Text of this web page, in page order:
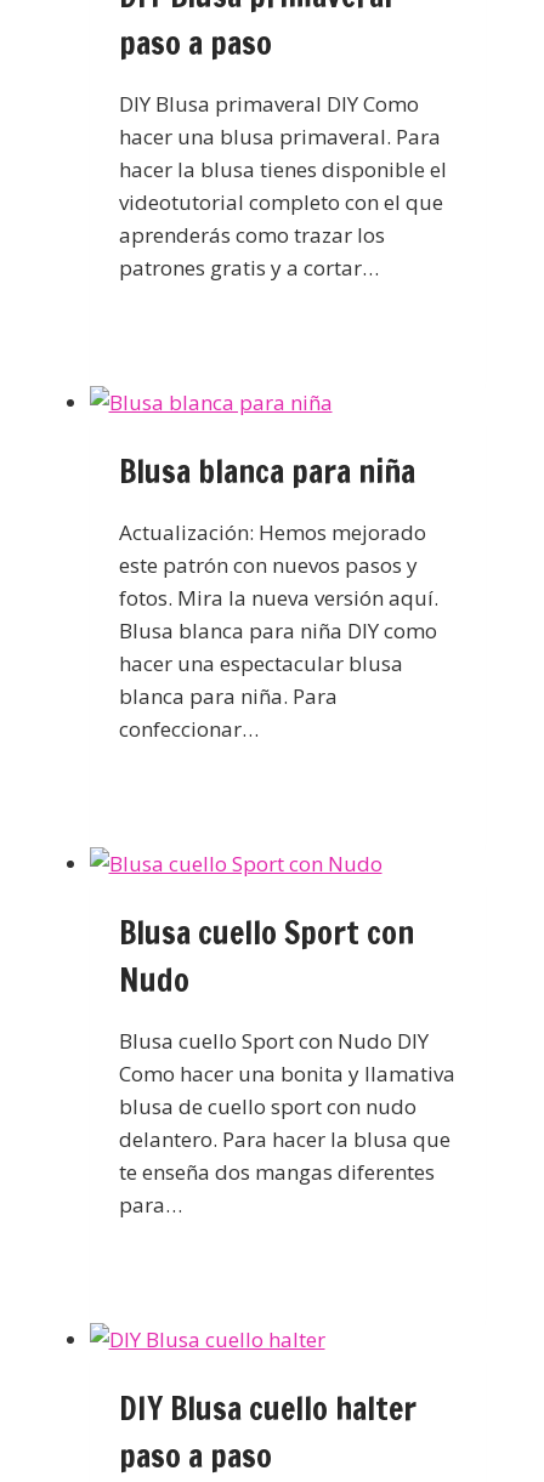
paso a paso
DIY Blusa primaveral DIY Como
hacer una blusa primaveral. Para
hacer la blusa tienes disponible el
videotutorial completo con el que
aprenderás como trazar los
patrones gratis y a cortar…
Blusa blanca para niña
Actualización: Hemos mejorado
este patrón con nuevos pasos y
fotos. Mira la nueva versión aquí.
Blusa blanca para niña DIY como
hacer una espectacular blusa
blanca para niña. Para
confeccionar…
Blusa cuello Sport con
Nudo
Blusa cuello Sport con Nudo DIY
Como hacer una bonita y llamativa
blusa de cuello sport con nudo
delantero. Para hacer la blusa que
te enseña dos mangas diferentes
para…
DIY Blusa cuello halter
paso a paso